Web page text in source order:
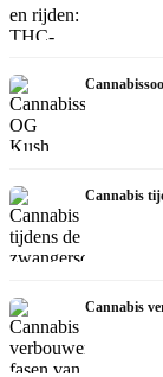
Cannabis
Cannabis